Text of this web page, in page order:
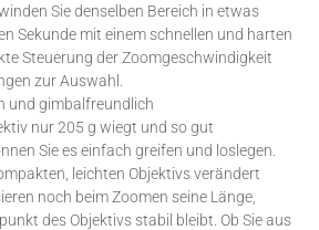
Sie denselben Bereich in etwas
Sekunde mit einem schnellen und harten
Steuerung der Zoomgeschwindigkeit
zur Auswahl.
und gimbalfreundlich
nur 205 g wiegt und so gut
Sie es einfach greifen und loslegen.
leichten Objektivs verändert
noch beim Zoomen seine Länge,
des Objektivs stabil bleibt. Ob Sie aus